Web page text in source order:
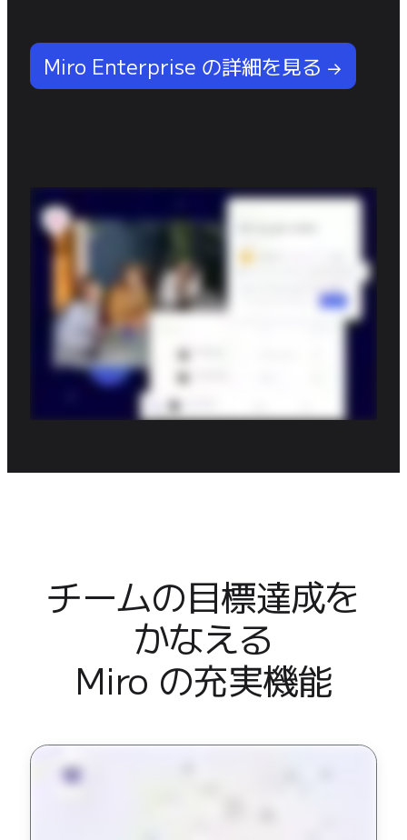
Miro Enterprise の詳細を見る →
チームの目標達成を
かなえる
Miro の充実機能